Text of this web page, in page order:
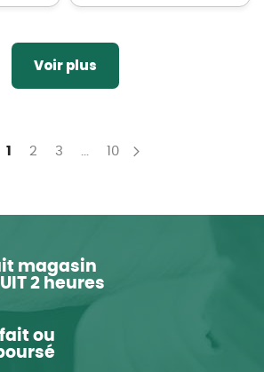
Voir plus
Page
Précédent
You're currently reading page
1 Page
2 Page
3 ... Page
10
magasin
2 heures
ou